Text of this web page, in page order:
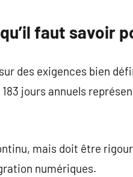
faut savoir
des exigences bien
jours annuels
mais doit être
numériques.